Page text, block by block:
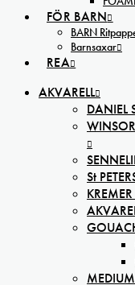
FÖR BARN
BARN
Barnsaxar
REA
AKVARELL
DANIEL
St